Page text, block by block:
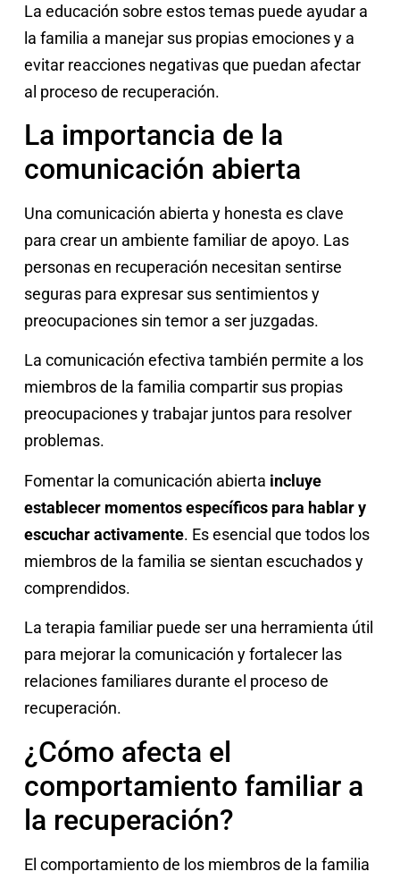
La educación sobre estos temas puede ayudar a
la familia a manejar sus propias emociones y a
evitar reacciones negativas que puedan afectar
al proceso de recuperación.
La importancia de la
comunicación abierta
Una comunicación abierta y honesta es clave
para crear un ambiente familiar de apoyo. Las
personas en recuperación necesitan sentirse
seguras para expresar sus sentimientos y
preocupaciones sin temor a ser juzgadas.
La comunicación efectiva también permite a los
miembros de la familia compartir sus propias
preocupaciones y trabajar juntos para resolver
problemas.
Fomentar la comunicación abierta incluye
establecer momentos específicos para hablar y
escuchar activamente. Es esencial que todos los
miembros de la familia se sientan escuchados y
comprendidos.
La terapia familiar puede ser una herramienta útil
para mejorar la comunicación y fortalecer las
relaciones familiares durante el proceso de
recuperación.
¿Cómo afecta el
comportamiento familiar a
la recuperación?
El comportamiento de los miembros de la familia